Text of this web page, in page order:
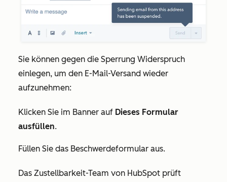
Sie können gegen die Sperrung Widerspruch
einlegen, um den E-Mail-Versand wieder
aufzunehmen:
Klicken Sie im Banner auf Dieses Formular
ausfüllen.
Füllen Sie das Beschwerdeformular aus.
Das Zustellbarkeit-Team von HubSpot prüft